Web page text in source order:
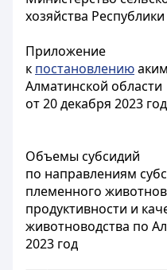
хозяйства
Приложение
к постановлению
Алматинской области
от 20 декабря 2023
Объемы субсидий
по направлениям
племенного
продуктивности и
животноводства по
2023 год